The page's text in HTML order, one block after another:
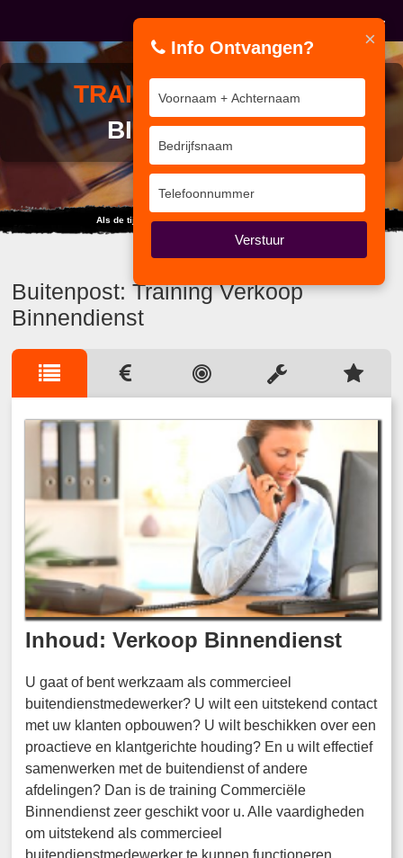
TRAININGVERKOOP
BINNENDIENST
Als de tijd vliegt, vlieg mee ~time management~
Buitenpost: Training Verkoop
Binnendienst
Inhoud: Verkoop Binnendienst
U gaat of bent werkzaam als commercieel
buitendienstmedewerker? U wilt een uitstekend contact
met uw klanten opbouwen? U wilt beschikken over een
proactieve en klantgerichte houding? En u wilt effectief
samenwerken met de buitendienst of andere
afdelingen? Dan is de training Commerciële
Binnendienst zeer geschikt voor u. Alle vaardigheden
om uitstekend als commercieel
×
Info Ontvangen?
Verstuur